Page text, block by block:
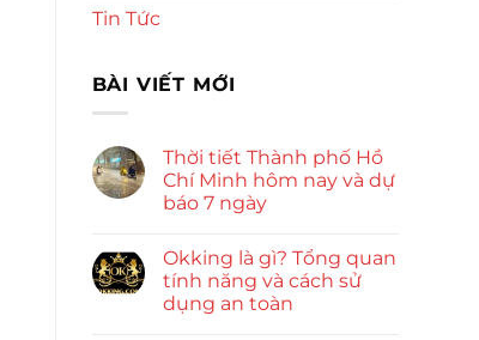
Tin Tức
BÀI VIẾT MỚI
Thời tiết Thành phố Hồ
Chí Minh hôm nay và dự
báo 7 ngày
Okking là gì? Tổng quan
tính năng và cách sử
dụng an toàn